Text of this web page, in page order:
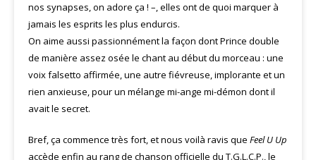
nos synapses, on adore ça ! –, elles ont de quoi marquer à
jamais les esprits les plus endurcis.
On aime aussi passionnément la façon dont Prince double
de manière assez osée le chant au début du morceau : une
voix falsetto affirmée, une autre fiévreuse, implorante et un
rien anxieuse, pour un mélange mi-ange mi-démon dont il
avait le secret.
Bref, ça commence très fort, et nous voilà ravis que Feel U Up
accède enfin au rang de chanson officielle du T.G.L.C.P., le